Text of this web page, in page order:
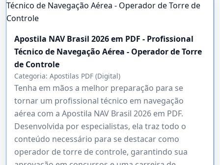
Apostila NAV Brasil 2026 em PDF - Profissional
Técnico de Navegação Aérea - Operador de Torre
de Controle
Categoria: Apostilas PDF (Digital)
Tenha em mãos a melhor preparação para se
tornar um profissional técnico em navegação
aérea com a Apostila NAV Brasil 2026 em PDF.
Desenvolvida por especialistas, ela traz todo o
conteúdo necessário para se destacar como
operador de torre de controle, garantindo sua